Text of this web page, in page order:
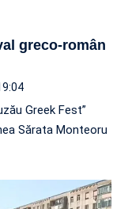
greco-român
Greek Fest”
Sărata Monteoru